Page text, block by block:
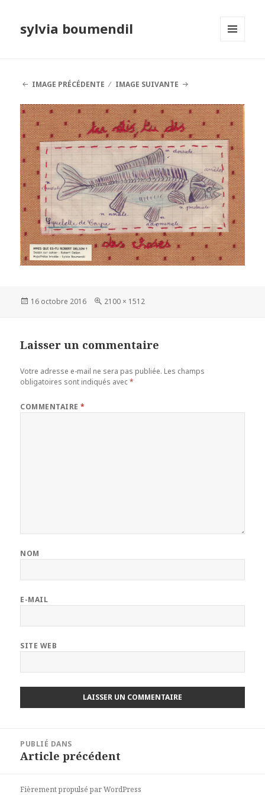
sylvia boumendil
IMAGE PRÉCÉDENTE
IMAGE SUIVANTE
Publié
16 octobre 2016
Taille
2100 × 1512
Laisser un commentaire
Votre adresse e-mail ne sera pas publiée. Les champs
obligatoires sont indiqués avec*
COMMENTAIRE*
NOM
E-MAIL
SITE WEB
l’article
PUBLIÉ DANS
Article précédent
Fièrement propulsé par WordPress